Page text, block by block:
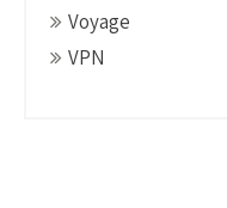
Voyage
VPN